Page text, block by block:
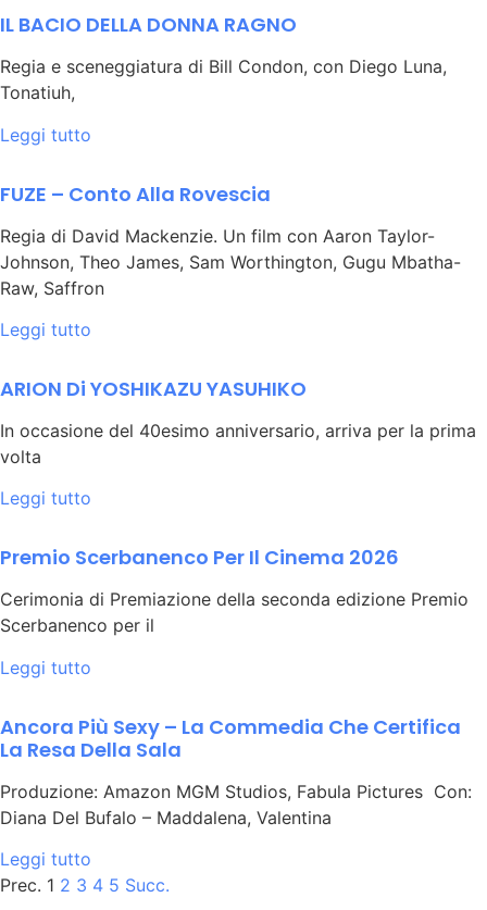
IL BACIO DELLA DONNA RAGNO
Regia e sceneggiatura di Bill Condon, con Diego Luna,
Tonatiuh,
Leggi tutto
FUZE – Conto Alla Rovescia
Regia di David Mackenzie. Un film con Aaron Taylor-
Johnson, Theo James, Sam Worthington, Gugu Mbatha-
Raw, Saffron
Leggi tutto
ARION Di YOSHIKAZU YASUHIKO
In occasione del 40esimo anniversario, arriva per la prima
volta
Leggi tutto
Premio Scerbanenco Per Il Cinema 2026
Cerimonia di Premiazione della seconda edizione Premio
Scerbanenco per il
Leggi tutto
Ancora Più Sexy – La Commedia Che Certifica
La Resa Della Sala
Produzione: ​​​​​​​Amazon MGM Studios, Fabula Pictures Con:
Diana Del Bufalo – Maddalena, Valentina
Leggi tutto
Prec. 1 2 3 4 5 Succ.